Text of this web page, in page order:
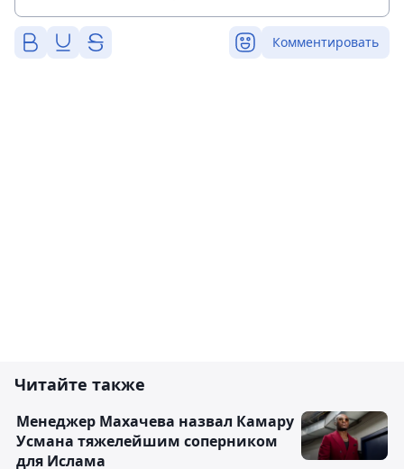
Комментировать
Читайте также
Менеджер Махачева назвал Камару
Усмана тяжелейшим соперником
для Ислама